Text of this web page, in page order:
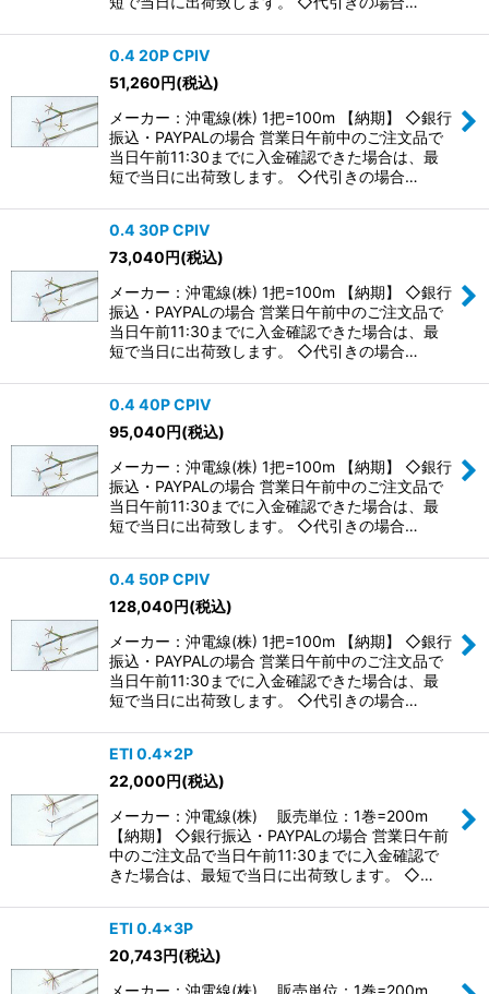
0.4 20P CPIV
51,260円(税込)
メーカー：沖電線(株) 1把=100m 【納期】 ◇銀行
振込・PAYPALの場合 営業日午前中のご注文品で
当日午前11:30までに入金確認できた場合は、最
短で当日に出荷致します。 ◇代引きの場合…
0.4 30P CPIV
73,040円(税込)
メーカー：沖電線(株) 1把=100m 【納期】 ◇銀行
振込・PAYPALの場合 営業日午前中のご注文品で
当日午前11:30までに入金確認できた場合は、最
短で当日に出荷致します。 ◇代引きの場合…
0.4 40P CPIV
95,040円(税込)
メーカー：沖電線(株) 1把=100m 【納期】 ◇銀行
振込・PAYPALの場合 営業日午前中のご注文品で
当日午前11:30までに入金確認できた場合は、最
短で当日に出荷致します。 ◇代引きの場合…
0.4 50P CPIV
128,040円(税込)
メーカー：沖電線(株) 1把=100m 【納期】 ◇銀行
振込・PAYPALの場合 営業日午前中のご注文品で
当日午前11:30までに入金確認できた場合は、最
短で当日に出荷致します。 ◇代引きの場合…
ETI 0.4×2P
22,000円(税込)
メーカー：沖電線(株) 販売単位：1巻=200m
【納期】 ◇銀行振込・PAYPALの場合 営業日午前
中のご注文品で当日午前11:30までに入金確認で
きた場合は、最短で当日に出荷致します。 ◇…
ETI 0.4×3P
20,743円(税込)
メーカー：沖電線(株) 販売単位：1巻=200m